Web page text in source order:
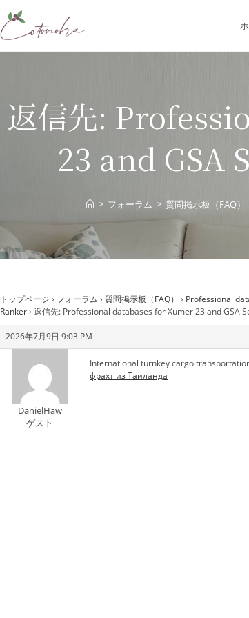
返信先:
23 and GSA
> フォーラム > 質問掲示板（FAQ）
トップページ › フォーラム › 質問掲示板（FAQ） › Professional
Ranker› 返信先: Professional databases for Xumer 23 and GSA
2026年7月9日 9:03 PM
DanielHaw
ゲスト
International turnkey cargo
фрахт из Таиланда